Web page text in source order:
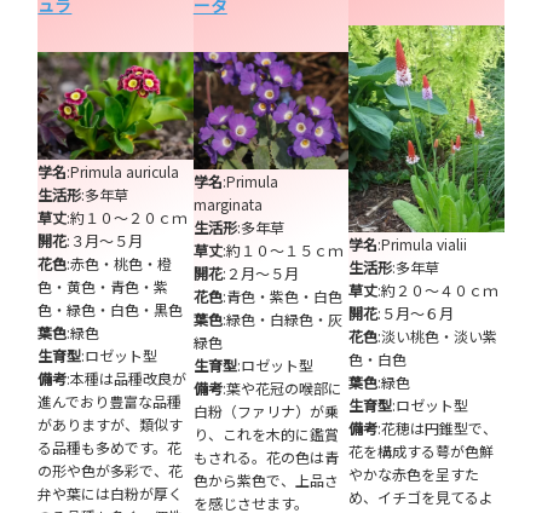
ュラ
学名:Primula auricula
生活形:多年草
草丈:約１０～２０ｃｍ
開花:３月～５月
花色:赤色・桃色・橙
色・黄色・青色・紫
色・緑色・白色・黒色
葉色:緑色
生育型:ロゼット型
備考:本種は品種改良が
進んでおり豊富な品種
がありますが、類似す
る品種も多めです。花
の形や色が多彩で、花
弁や葉には白粉が厚く
ータ
学名:Primula
marginata
生活形:多年草
草丈:約１０～１５ｃｍ
開花:２月～５月
花色:青色・紫色・白色
葉色:緑色・白緑色・灰
緑色
生育型:ロゼット型
備考:葉や花冠の喉部に
白粉（ファリナ）が乗
り、これを木的に鑑賞
もされる。花の色は青
色から紫色で、上品さ
を感じさせます。
学名:Primula vialii
生活形:多年草
草丈:約２０～４０ｃｍ
開花:５月～６月
花色:淡い桃色・淡い紫
色・白色
葉色:緑色
生育型:ロゼット型
備考:花穂は円錐型で、
花を構成する萼が色鮮
やかな赤色を呈すた
め、イチゴを見てるよ